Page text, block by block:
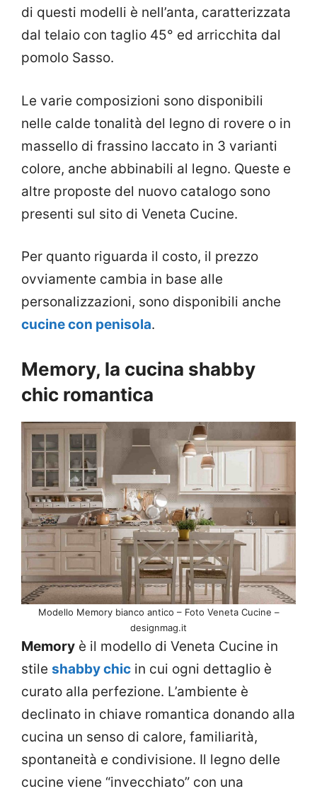
di questi modelli è nell’anta, caratterizzata
dal telaio con taglio 45° ed arricchita dal
pomolo Sasso.
Le varie composizioni sono disponibili
nelle calde tonalità del legno di rovere o in
massello di frassino laccato in 3 varianti
colore, anche abbinabili al legno. Queste e
altre proposte del nuovo catalogo sono
presenti sul sito di Veneta Cucine.
Per quanto riguarda il costo, il prezzo
ovviamente cambia in base alle
personalizzazioni, sono disponibili anche
cucine con penisola.
Memory, la cucina shabby
chic romantica
Modello Memory bianco antico – Foto Veneta Cucine –
designmag.it
Memory è il modello di Veneta Cucine in
stile shabby chic in cui ogni dettaglio è
curato alla perfezione. L’ambiente è
declinato in chiave romantica donando alla
cucina un senso di calore, familiarità,
spontaneità e condivisione. Il legno delle
cucine viene “invecchiato” con una